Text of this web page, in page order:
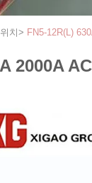
치> FN5-12R(L)
2000A